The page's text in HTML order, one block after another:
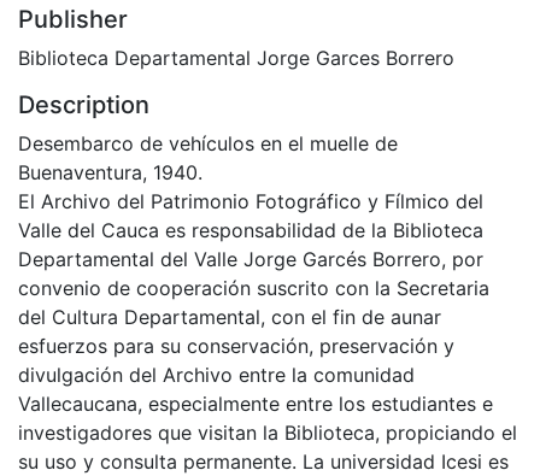
Publisher
Biblioteca Departamental Jorge Garces Borrero
Description
Desembarco de vehículos en el muelle de
Buenaventura, 1940.
El Archivo del Patrimonio Fotográfico y Fílmico del
Valle del Cauca es responsabilidad de la Biblioteca
Departamental del Valle Jorge Garcés Borrero, por
convenio de cooperación suscrito con la Secretaria
del Cultura Departamental, con el fin de aunar
esfuerzos para su conservación, preservación y
divulgación del Archivo entre la comunidad
Vallecaucana, especialmente entre los estudiantes e
investigadores que visitan la Biblioteca, propiciando el
su uso y consulta permanente. La universidad Icesi es